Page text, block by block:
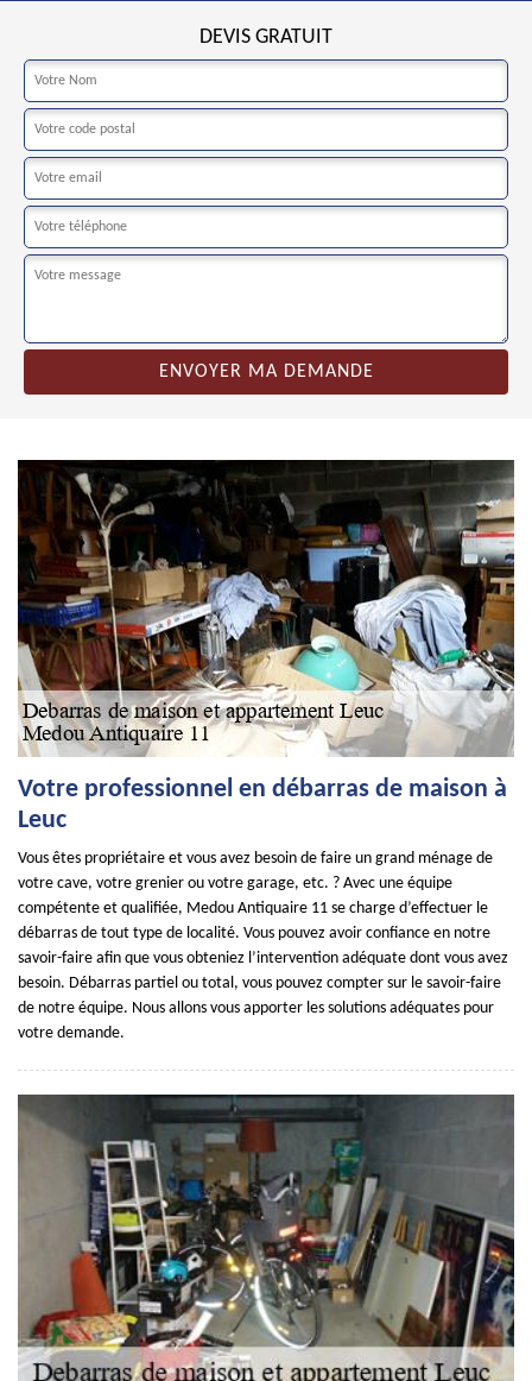
DEVIS GRATUIT
Votre professionnel en débarras de maison à
Leuc
Vous êtes propriétaire et vous avez besoin de faire un grand ménage de
votre cave, votre grenier ou votre garage, etc. ? Avec une équipe
compétente et qualifiée, Medou Antiquaire 11 se charge d’effectuer le
débarras de tout type de localité. Vous pouvez avoir confiance en notre
savoir-faire afin que vous obteniez l’intervention adéquate dont vous avez
besoin. Débarras partiel ou total, vous pouvez compter sur le savoir-faire
de notre équipe. Nous allons vous apporter les solutions adéquates pour
votre demande.